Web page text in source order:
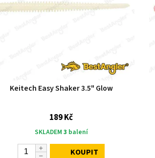
Keitech Easy Shaker 3.5" Glow
189 Kč
SKLADEM 3 balení
KOUPIT